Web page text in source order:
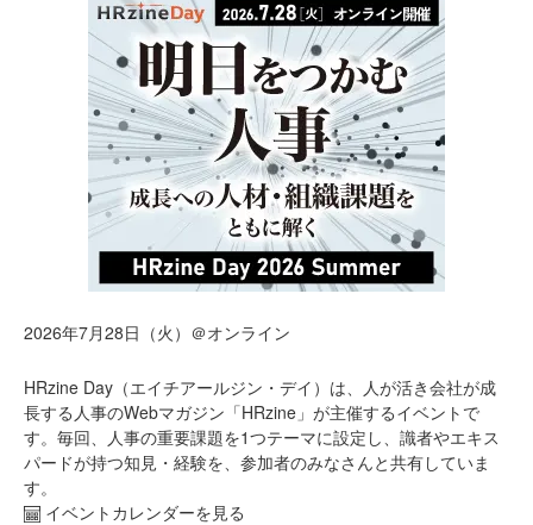
2026年7月28日（火）＠オンライン
HRzine Day（エイチアールジン・デイ）は、人が活き会社が成
長する人事のWebマガジン「HRzine」が主催するイベントで
す。毎回、人事の重要課題を1つテーマに設定し、識者やエキス
パードが持つ知見・経験を、参加者のみなさんと共有していま
す。
イベントカレンダーを見る